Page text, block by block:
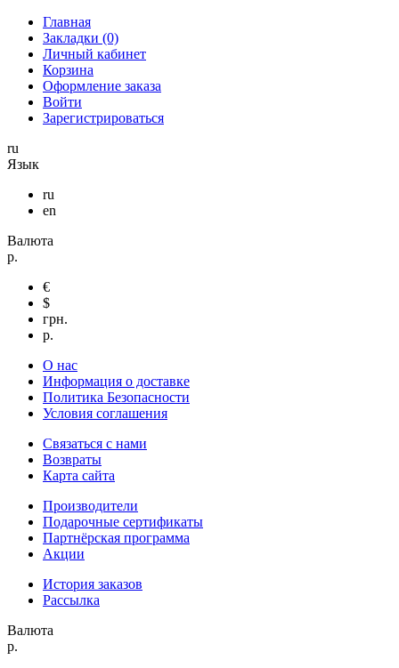
Главная
Закладки (0)
Личный кабинет
Корзина
Оформление заказа
Войти
Зарегистрироваться
ru
Язык
ru
en
Валюта
р.
€
$
грн.
р.
О нас
Информация о доставке
Политика Безопасности
Условия соглашения
Связаться с нами
Возвраты
Карта сайта
Производители
Подарочные сертификаты
Партнёрская программа
Акции
История заказов
Рассылка
Валюта
р.